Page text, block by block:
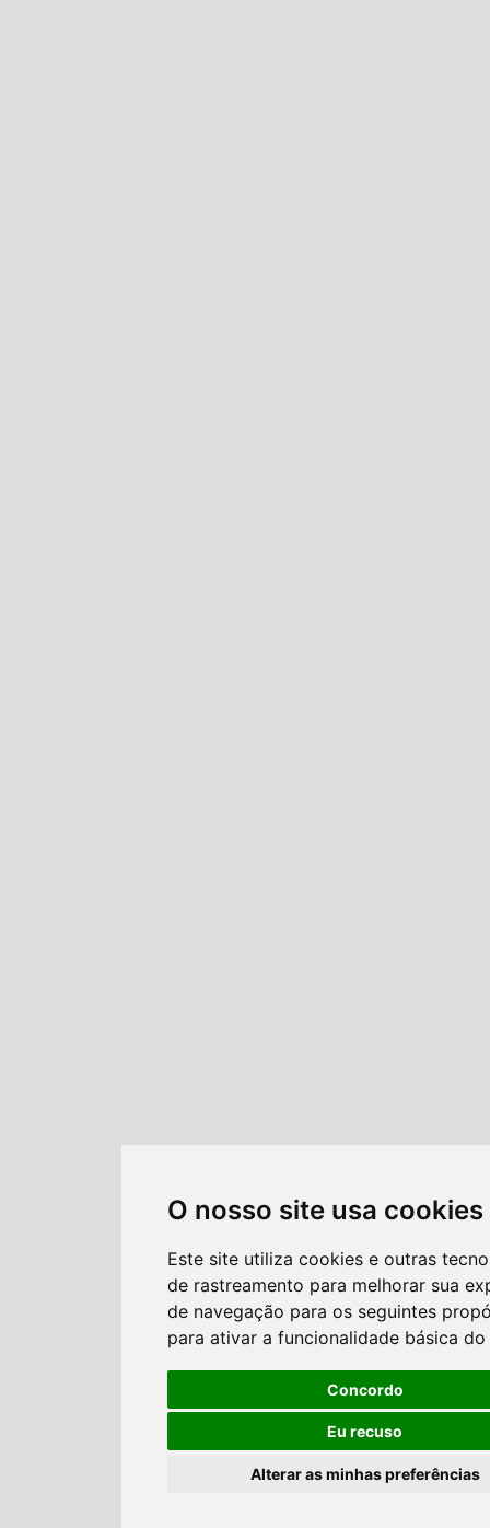
O nosso site usa cookies
Este site utiliza cookies e outras
de rastreamento para melhorar sua
de navegação para os seguintes
para ativar a funcionalidade básica
Concordo
Eu recuso
Alterar as minhas preferências